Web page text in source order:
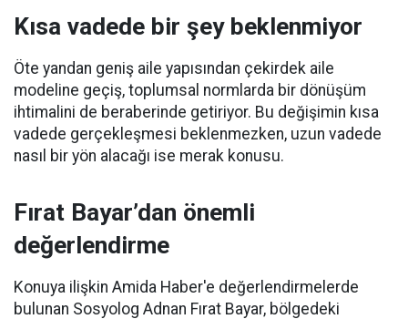
Kısa vadede bir şey beklenmiyor
Öte yandan geniş aile yapısından çekirdek aile
modeline geçiş, toplumsal normlarda bir dönüşüm
ihtimalini de beraberinde getiriyor. Bu değişimin kısa
vadede gerçekleşmesi beklenmezken, uzun vadede
nasıl bir yön alacağı ise merak konusu.
Fırat Bayar’dan önemli
değerlendirme
Konuya ilişkin Amida Haber'e değerlendirmelerde
bulunan Sosyolog Adnan Fırat Bayar, bölgedeki